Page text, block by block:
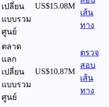
เปลี่ยน
แบบรวม
ศูนย์
US$15.08M
เส้น
ทาง
ตลาด
แลก
เปลี่ยน
แบบรวม
ศูนย์
US$10.87M
ตรวจ
สอบ
เส้น
ทาง